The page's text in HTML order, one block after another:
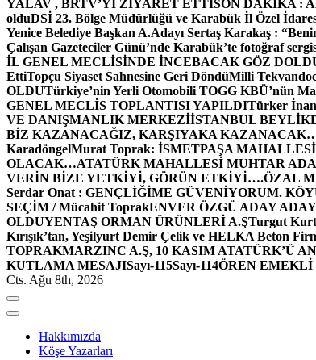
YALAV , BRTV’Yİ ZİYARET ETTİSON DAKİKA :
olduDSİ 23. Bölge Müdürlüğü ve Karabük İl Özel
Yenice Belediye Başkan A.Adayı Sertaş Karakaş :
Çalışan Gazeteciler Günü’nde Karabük’te fotoğraf
İL GENEL MECLİSİNDE İNCEBACAK GÖZ
EttiTopçu Siyaset Sahnesine Geri DöndüMilli
OLDUTürkiye’nin Yerli Otomobili TOGG KBÜ’nün
GENEL MECLİS TOPLANTISI YAPILDITürker
VE DANIŞMANLIK MERKEZİİSTANBUL
BİZ KAZANACAĞIZ, KARŞIYAKA
KaradöngelMurat Toprak: İSMETPAŞA
OLACAK…ATATÜRK MAHALLESİ MUHTAR
VERİN BİZE YETKİYİ, GÖRÜN ETKİYİ….ÖZAL
Serdar Onat : GENÇLİĞİME GÜVENİYORUM.
SEÇİM / Mücahit ToprakENVER ÖZGÜ ADAY
OLDUYENTAŞ ORMAN ÜRÜNLERİ A.ŞTurgut Kurt
Kırışık’tan, Yeşilyurt Demir Çelik ve HELKA Beton
TOPRAKMARZINC A.Ş, 10 KASIM ATATÜRK’Ü
KUTLAMA MESAJISayı-115Sayı-114ÖREN EMEKLİ
Cts. Ağu 8th, 2026
Hakkımızda
Köşe Yazarları